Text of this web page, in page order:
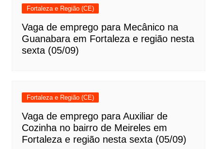
Fortaleza e Região (CE)
Vaga de emprego para Mecânico na
Guanabara em Fortaleza e região nesta
sexta (05/09)
Fortaleza e Região (CE)
Vaga de emprego para Auxiliar de
Cozinha no bairro de Meireles em
Fortaleza e região nesta sexta (05/09)